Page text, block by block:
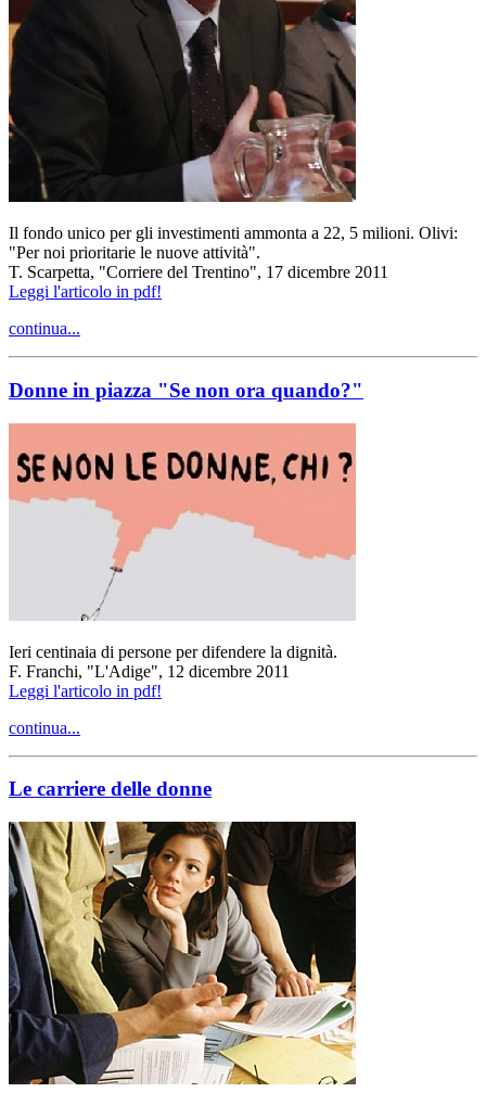
Il fondo unico per gli investimenti ammonta a 22, 5 milioni. Olivi:
"Per noi prioritarie le nuove attività".
T. Scarpetta, "Corriere del Trentino", 17 dicembre 2011
Leggi l'articolo in pdf!
continua...
Donne in piazza "Se non ora quando?"
Ieri centinaia di persone per difendere la dignità.
F. Franchi, "L'Adige", 12 dicembre 2011
Leggi l'articolo in pdf!
continua...
Le carriere delle donne